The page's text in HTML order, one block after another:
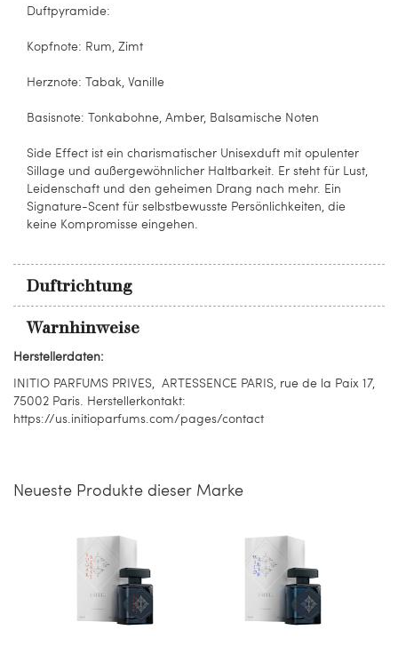
Duftpyramide:
Kopfnote: Rum, Zimt
Herznote: Tabak, Vanille
Basisnote: Tonkabohne, Amber, Balsamische Noten
Side Effect ist ein charismatischer Unisexduft mit opulenter
Sillage und außergewöhnlicher Haltbarkeit. Er steht für Lust,
Leidenschaft und den geheimen Drang nach mehr. Ein
Signature-Scent für selbstbewusste Persönlichkeiten, die
keine Kompromisse eingehen.
Duftrichtung
Warnhinweise
Herstellerdaten:
INITIO PARFUMS PRIVES, ARTESSENCE PARIS, rue de la Paix 17,
75002 Paris. Herstellerkontakt:
https://us.initioparfums.com/pages/contact
Neueste Produkte dieser Marke